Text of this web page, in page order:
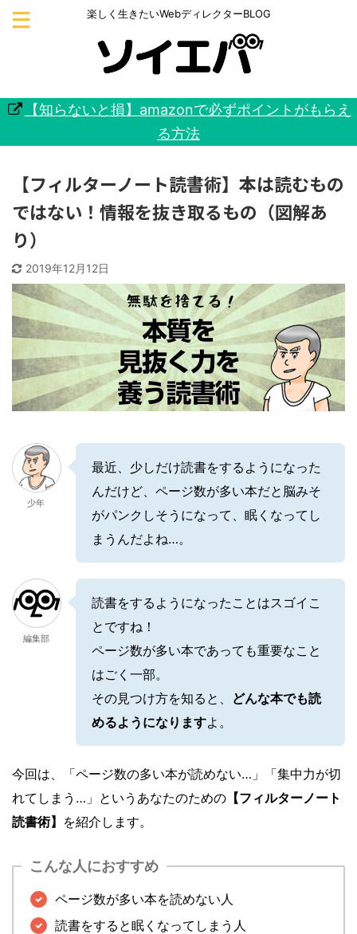
楽しく生きたいWebディレクターBLOG
【知らないと損】amazonで必ずポイントがもらえ
る方法
【フィルターノート読書術】本は読むもの
ではない！情報を抜き取るもの（図解あ
り）
2019年12月12日
少年
最近、少しだけ読書をするようになった
んだけど、ページ数が多い本だと脳みそ
がパンクしそうになって、眠くなってし
まうんだよね…。
編集部
読書をするようになったことはスゴイこ
とですね！
ページ数が多い本であっても重要なこと
はごく一部。
その見つけ方を知ると、 どんな本でも読
めるようになりますよ。
今回は、「ページ数の多い本が読めない…」「集中力が切
れてしまう…」というあなたのための 【フィルターノート
読書術】 を紹介します。
こんな人におすすめ
ページ数が多い本を読めない人
読書をすると眠くなってしまう人